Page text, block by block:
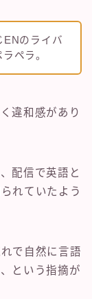
ENのライバ
ペラ。
違和感があり
配信で英語と
れていたよう
で自然に言語
という指摘が